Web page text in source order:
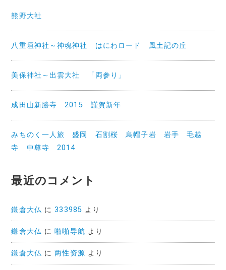
ン
熊野大社
八重垣神社～神魂神社 はにわロード 風土記の丘
美保神社～出雲大社 「両参り」
成田山新勝寺 2015 謹賀新年
みちのく一人旅 盛岡 石割桜 烏帽子岩 岩手 毛越
寺 中尊寺 2014
最近のコメント
鎌倉大仏 に333985 より
鎌倉大仏 に啪啪导航 より
鎌倉大仏 に两性资源 より